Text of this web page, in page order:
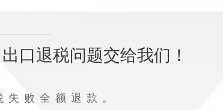
口退税问题交给我们！
失败全额退款。